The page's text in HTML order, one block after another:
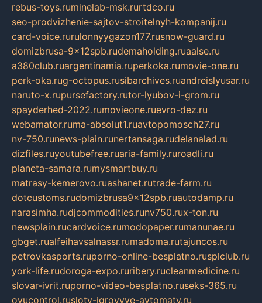
rebus-toys.ruminelab-msk.rurtdco.ru
seo-prodvizhenie-sajtov-stroitelnyh-kompanij.ru
card-voice.rurulonnyygazon177.rusnow-guard.ru
domizbrusa-9x12spb.rudemaholding.ruaalse.ru
a380club.ruargentinamia.ruperkoka.rumovie-one.ru
perk-oka.rug-octopus.rusibarchives.ruandreislyusar.ru
naruto-x.rupursefactory.rutor-lyubov-i-grom.ru
spayderhed-2022.rumovieone.ruevro-dez.ru
webamator.ruma-absolut1.ruavtopomosch27.ru
nv-750.runews-plain.runertansaga.rudelanalad.ru
dizfiles.ruyoutubefree.ruaria-family.ruroadli.ru
planeta-samara.rumysmartbuy.ru
matrasy-kemerovo.ruashanet.rutrade-farm.ru
dotcustoms.rudomizbrusa9x12spb.ruautodamp.ru
narasimha.rudjcommodities.runv750.rux-ton.ru
newsplain.rucardvoice.rumodopaper.rumanunae.ru
gbget.rualfeihavsalnassr.rumadoma.rutajuncos.ru
petrovkasports.ruporno-online-besplatno.rusplclub.ru
york-life.rudoroga-expo.ruribery.rucleanmedicine.ru
slovar-ivrit.ruporno-video-besplatno.ruseks-365.ru
ovucontrol.rusloty-igrovyye-avtomaty.ru